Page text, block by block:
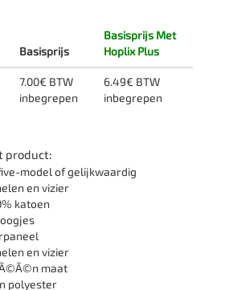
Basisprijs
Basisprijs Met
Hoplix Plus
7.00€ BTW
inbegrepen
6.49€ BTW
inbegrepen
product:
model of gelijkwaardig
en vizier
katoen
en vizier
maat
polyester